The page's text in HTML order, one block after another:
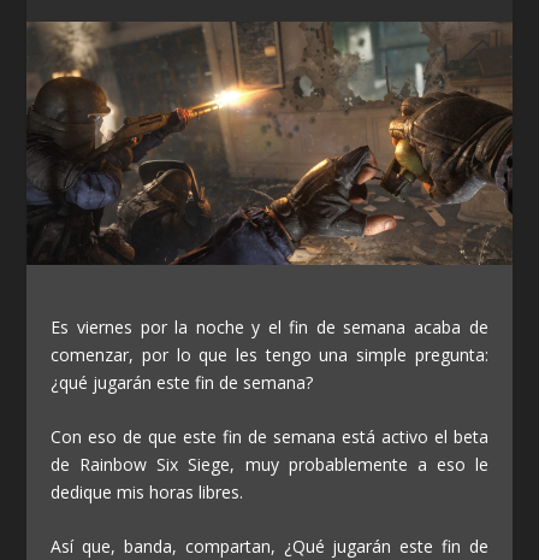
Es viernes por la noche y el fin de semana acaba de
comenzar, por lo que les tengo una simple pregunta:
¿qué jugarán este fin de semana?
Con eso de que este fin de semana está activo el beta
de Rainbow Six Siege, muy probablemente a eso le
dedique mis horas libres.
Así que, banda, compartan, ¿Qué jugarán este fin de